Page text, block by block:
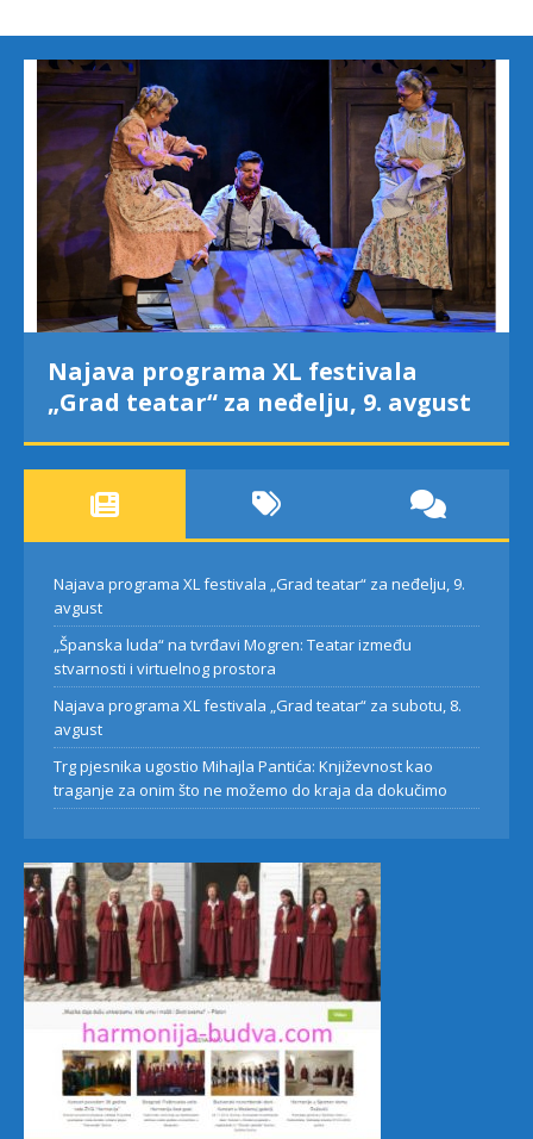
Najava programa XL festivala
„Grad teatar“ za neđelju, 9. avgust
Najava programa XL festivala „Grad teatar“ za neđelju, 9.
avgust
„Španska luda“ na tvrđavi Mogren: Teatar između
stvarnosti i virtuelnog prostora
Najava programa XL festivala „Grad teatar“ za subotu, 8.
avgust
Trg pjesnika ugostio Mihajla Pantića: Književnost kao
traganje za onim što ne možemo do kraja da dokučimo